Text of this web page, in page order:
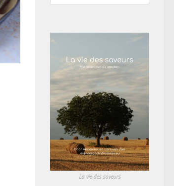
La vie des saveurs